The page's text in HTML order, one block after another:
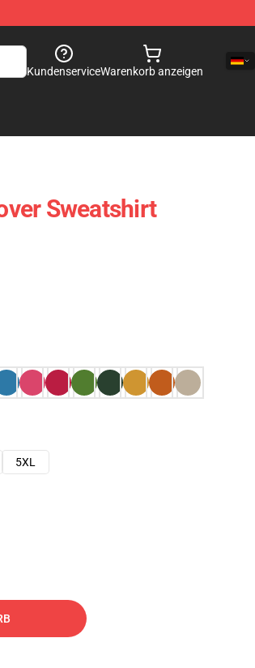
KundenserviceWarenkorb anzeigen
Sweatshirt
5XL